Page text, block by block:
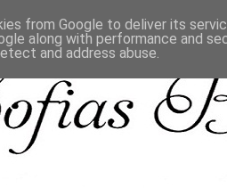
from Google to deliver its
along with performance and
and address abuse.